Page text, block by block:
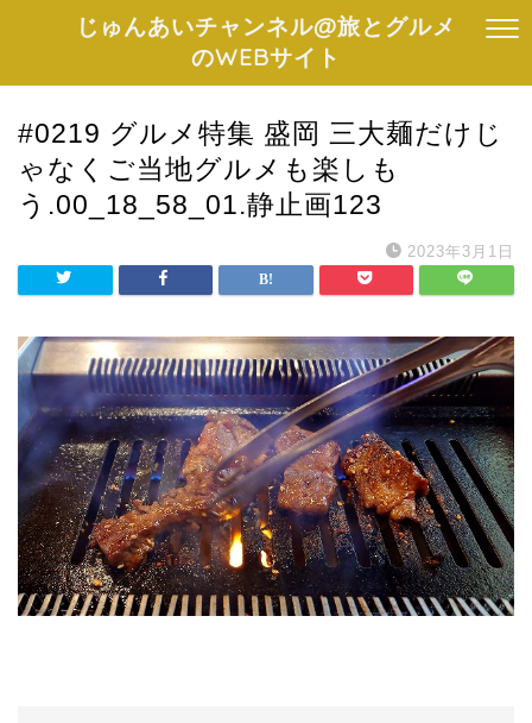
じゅんあいチャンネル@旅とグルメ
のWEBサイト
#0219 グルメ特集 盛岡 三大麺だけじ
ゃなくご当地グルメも楽しも
う.00_18_58_01.静止画123
2023年3月1日